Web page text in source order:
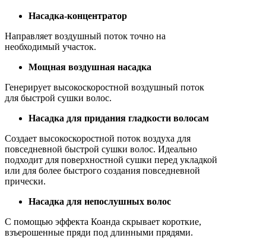
Насадка-концентратор
Направляет воздушный поток точно на
необходимый участок.
Мощная воздушная насадка
Генерирует высокоскоростной воздушный поток
для быстрой сушки волос.
Насадка для придания гладкости волосам
Создает высокоскоростной поток воздуха для
повседневной быстрой сушки волос. Идеально
подходит для поверхностной сушки перед укладкой
или для более быстрого создания повседневной
прически.
Насадка для непослушных волос
С помощью эффекта Коанда скрывает короткие,
взъерошенные пряди под длинными прядями.